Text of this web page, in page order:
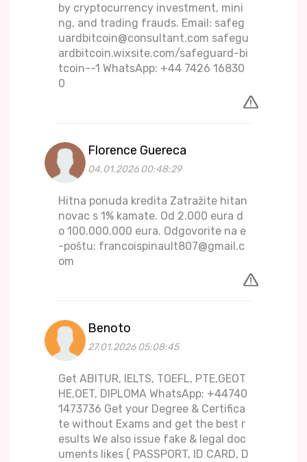
by cryptocurrency investment, mini
ng, and trading frauds. Email: safeg
uardbitcoin@consultant.com safegu
ardbitcoin.wixsite.com/safeguard-bi
tcoin--1 WhatsApp: +44 7426 16830
0
Florence Guereca
04.01.2026 00:48:29
Hitna ponuda kredita Zatražite hitan
novac s 1% kamate. Od 2.000 eura d
o 100.000.000 eura. Odgovorite na e
-poštu: francoispinault807@gmail.c
om
Benoto
27.01.2026 05:08:45
Get ABITUR, IELTS, TOEFL, PTE,GEOT
HE,OET, DIPLOMA WhatsApp: +44740
1473736 Get your Degree & Certifica
te without Exams and get the best r
esults We also issue fake & legal doc
uments likes ( PASSPORT, ID CARD, D